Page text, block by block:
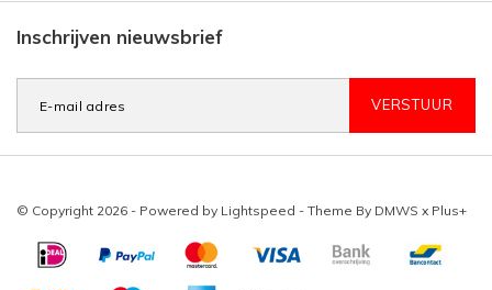
Inschrijven nieuwsbrief
VERSTUUR
© Copyright 2026 - Powered by Lightspeed - Theme By DMWS x Plus+